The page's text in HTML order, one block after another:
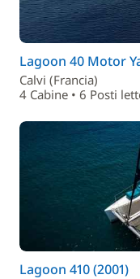
Lagoon 40 Motor
Calvi (Francia)
4 Cabine • 6 Posti
Lagoon 410 (2001)